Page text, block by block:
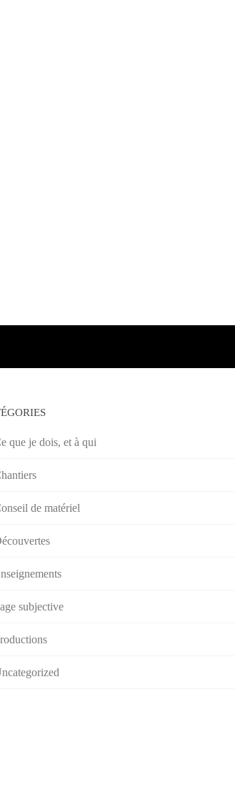
que je dois, et à qui
de matériel
subjective